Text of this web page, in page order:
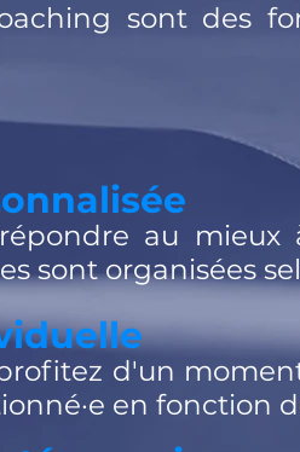
sont des
au mieux
sontorganisées
d'un
en fonction